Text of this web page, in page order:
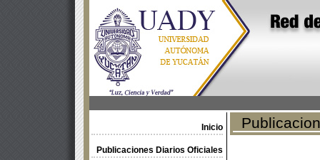
Inicio
Publicaciones Diarios Oficiales